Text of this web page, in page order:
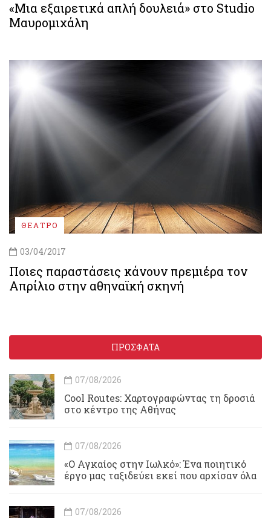
«Μια εξαιρετικά απλή δουλειά» στο Studio
Μαυρομιχάλη
ΘΕΑΤΡΟ
03/04/2017
Ποιες παραστάσεις κάνουν πρεμιέρα τον
Απρίλιο στην αθηναϊκή σκηνή
ΠΡΟΣΦΑΤΑ
07/08/2026
Cool Routes: Χαρτογραφώντας τη δροσιά
στο κέντρο της Αθήνας
07/08/2026
«Ο Αγκαίος στην Ιωλκό»: Ένα ποιητικό
έργο μας ταξιδεύει εκεί που αρχίσαν όλα
07/08/2026